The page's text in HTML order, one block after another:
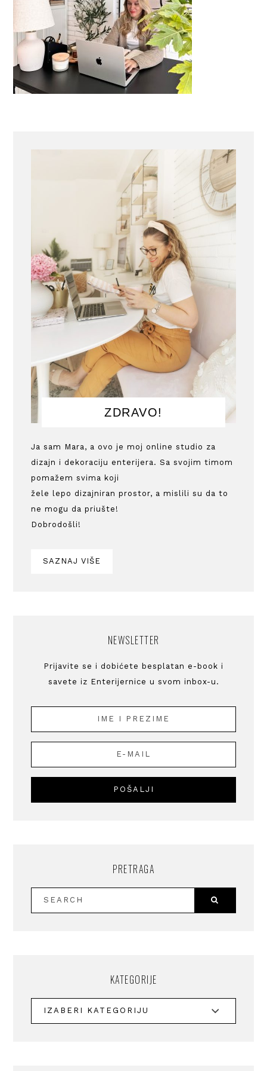
ZDRAVO!
Ja sam Mara, a ovo je moj online studio za
dizajn i dekoraciju enterijera. Sa svojim timom
pomažem svima koji
žele lepo dizajniran prostor, a mislili su da to
ne mogu da priušte!
Dobrodošli!
SAZNAJ VIŠE
NEWSLETTER
Prijavite se i dobićete besplatan e-book i
savete iz Enterijernice u svom inbox-u.
PRETRAGA
KATEGORIJE